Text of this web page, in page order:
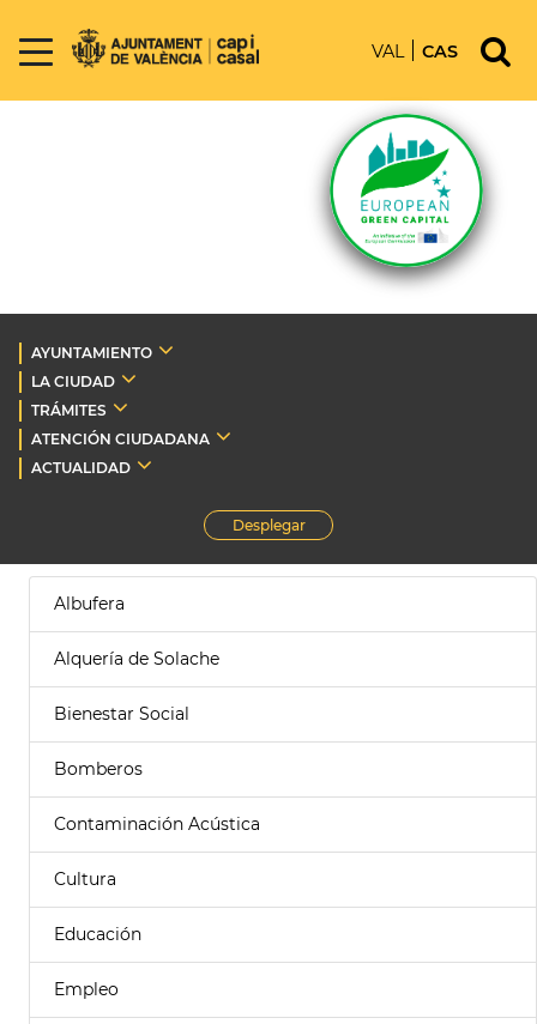
VAL CAS
AYUNTAMIENTO
LA CIUDAD
TRÁMITES
ATENCIÓN CIUDADANA
ACTUALIDAD
Desplegar
Albufera
Alquería de Solache
Bienestar Social
Bomberos
Contaminación Acústica
Cultura
Educación
Empleo